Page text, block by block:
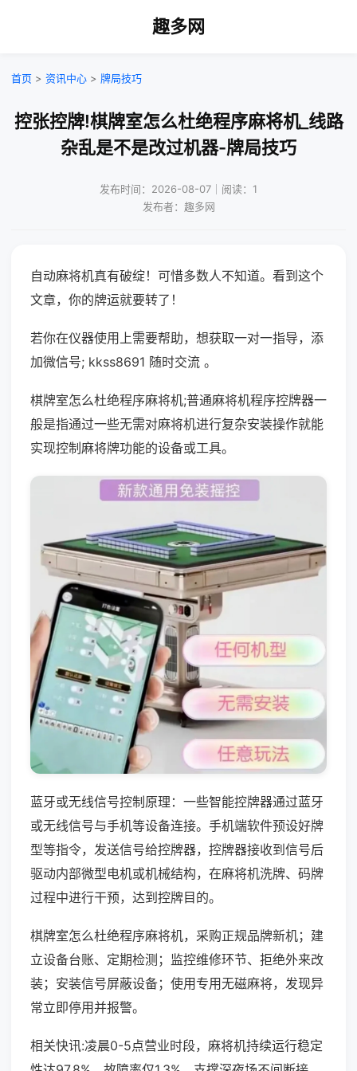
趣多网
首页 > 资讯中心 > 牌局技巧
控张控牌!棋牌室怎么杜绝程序麻将机_线路
杂乱是不是改过机器-牌局技巧
发布时间：2026-08-07｜阅读：1
发布者：趣多网
自动麻将机真有破绽！可惜多数人不知道。看到这个
文章，你的牌运就要转了！
若你在仪器使用上需要帮助，想获取一对一指导，添
加微信号; kkss8691 随时交流 。
棋牌室怎么杜绝程序麻将机;普通麻将机程序控牌器一
般是指通过一些无需对麻将机进行复杂安装操作就能
实现控制麻将牌功能的设备或工具。
蓝牙或无线信号控制原理：一些智能控牌器通过蓝牙
或无线信号与手机等设备连接。手机端软件预设好牌
型等指令，发送信号给控牌器，控牌器接收到信号后
驱动内部微型电机或机械结构，在麻将机洗牌、码牌
过程中进行干预，达到控牌目的。
棋牌室怎么杜绝程序麻将机，采购正规品牌新机；建
立设备台账、定期检测；监控维修环节、拒绝外来改
装；安装信号屏蔽设备；使用专用无磁麻将，发现异
常立即停用并报警。
相关快讯:凌晨0-5点营业时段，麻将机持续运行稳定